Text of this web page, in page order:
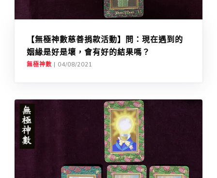
【無極神數慈善捐款活動】問：現在遇到的
姻緣是好是壞，會有好的結果嗎？
無極神數 | 04/08/2021